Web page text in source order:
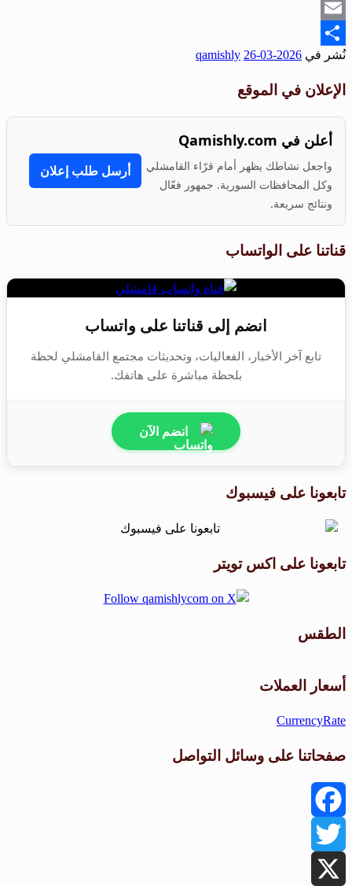
Snapchat
Email
Share
نُشر في 2026-03-26
qamishly
الإعلان في الموقع
أعلن في Qamishly.com
واجعل نشاطك يظهر أمام قرّاء القامشلي
وكل المحافظات السورية. جمهور فعّال
ونتائج سريعة.
أرسل طلب إعلان
قناتنا على الواتساب
انضم إلى قناتنا على واتساب
تابع آخر الأخبار، الفعاليات، وتحديثات مجتمع القامشلي لحظة
بلحظة مباشرة على هاتفك.
انضم الآن
تابعونا على فيسبوك
تابعونا على اكس تويتر
الطقس
أسعار العملات
CurrencyRate
صفحاتنا على وسائل التواصل
Facebook
Twitter